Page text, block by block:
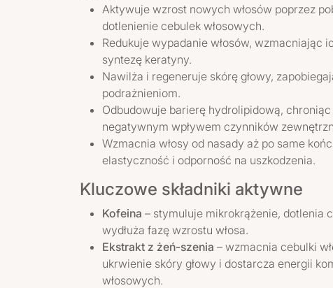
Aktywuje wzrost nowych włosów poprzez
dotlenienie cebulek włosowych.
Redukuje wypadanie włosów, wzmacniając
syntezę keratyny.
Nawilża i regeneruje skórę głowy,
podrażnieniom.
Odbudowuje barierę hydrolipidową, chroniąc
negatywnym wpływem czynników
Wzmacnia włosy od nasady aż po same
elastyczność i odporność na uszkodzenia.
Kluczowe składniki aktywne
Kofeina – stymuluje mikrokrążenie, dotlenia
wydłuża fazę wzrostu włosa.
Ekstrakt z żeń-szenia – wzmacnia cebulki
ukrwienie skóry głowy i dostarcza energii
włosowych.